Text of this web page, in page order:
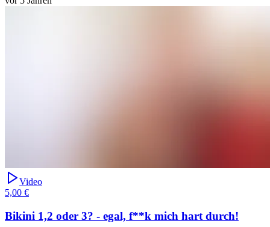
Video
5,00 €
Bikini 1,2 oder 3? - egal, f**k mich hart durch!